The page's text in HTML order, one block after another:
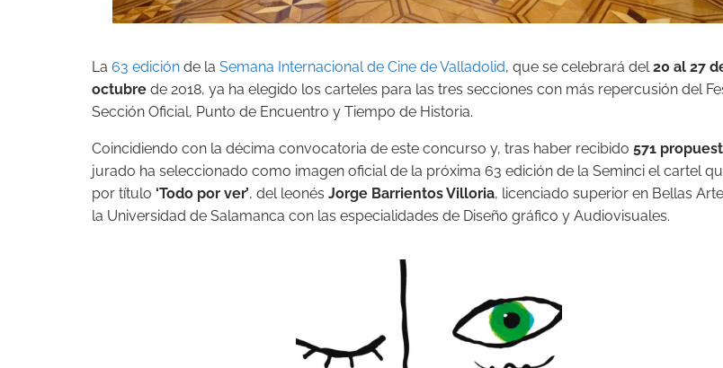
La 63 edición de la Semana Internacional de Cine de Valladolid, que se celebrará del20 al 27
octubre de 2018, ya ha elegido los carteles para las tres secciones con más repercusión del
Sección Oficial, Punto de Encuentro y Tiempo de Historia.
Coincidiendo con la décima convocatoria de este concurso y, tras haber recibido 571
jurado ha seleccionado como imagen oficial de la próxima 63 edición de la Seminci el cartel
por título ‘Todo por ver’, del leonés Jorge Barrientos Villoria, licenciado superior en Bellas
la Universidad de Salamanca con las especialidades de Diseño gráfico y Audiovisuales.